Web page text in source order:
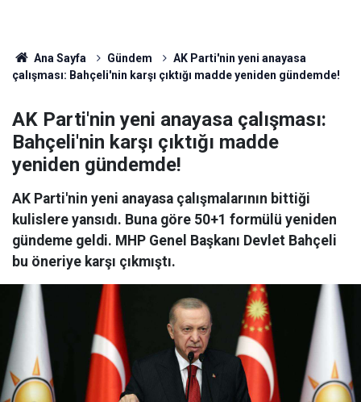
Ana Sayfa Gündem
AK Parti'nin yeni anayasa
çalışması: Bahçeli'nin karşı çıktığı madde yeniden gündemde!
AK Parti'nin yeni anayasa çalışması:
Bahçeli'nin karşı çıktığı madde
yeniden gündemde!
AK Parti'nin yeni anayasa çalışmalarının bittiği
kulislere yansıdı. Buna göre 50+1 formülü yeniden
gündeme geldi. MHP Genel Başkanı Devlet Bahçeli
bu öneriye karşı çıkmıştı.